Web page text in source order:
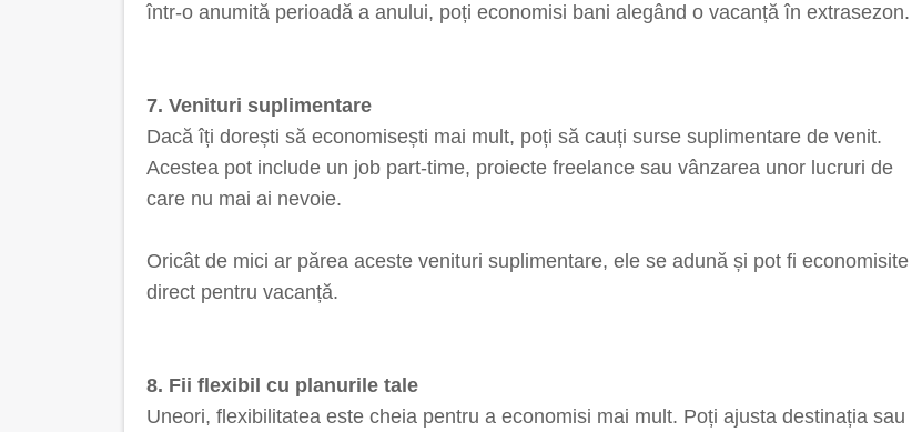
într-o anumită perioadă a anului, poți economisi bani alegând o vacanță în extrasezon.
7. Venituri suplimentare
Dacă îți dorești să economisești mai mult, poți să cauți surse suplimentare de venit.
Acestea pot include un job part-time, proiecte freelance sau vânzarea unor lucruri de
care nu mai ai nevoie.
Oricât de mici ar părea aceste venituri suplimentare, ele se adună și pot fi economisite
direct pentru vacanță.
8. Fii flexibil cu planurile tale
Uneori, flexibilitatea este cheia pentru a economisi mai mult. Poți ajusta destinația sau